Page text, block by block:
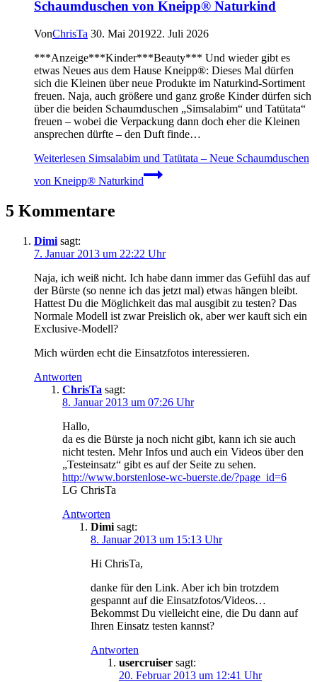
Schaumduschen von Kneipp® Naturkind
VonChrisTa 30. Mai 201922. Juli 2026
***Anzeige***Kinder***Beauty*** Und wieder gibt es
etwas Neues aus dem Hause Kneipp®: Dieses Mal dürfen
sich die Kleinen über neue Produkte im Naturkind-Sortiment
freuen. Naja, auch größere und ganz große Kinder dürfen sich
über die beiden Schaumduschen „Simsalabim“ und Tatütata“
freuen – wobei die Verpackung dann doch eher die Kleinen
ansprechen dürfte – den Duft finde…
Weiterlesen Simsalabim und Tatütata – Neue Schaumduschen
von Kneipp® Naturkind
5 Kommentare
Dimi sagt:
7. Januar 2013 um 22:22 Uhr
Naja, ich weiß nicht. Ich habe dann immer das Gefühl das auf
der Bürste (so nenne ich das jetzt mal) etwas hängen bleibt.
Hattest Du die Möglichkeit das mal ausgibit zu testen? Das
Normale Modell ist zwar Preislich ok, aber wer kauft sich ein
Exclusive-Modell?
Mich würden echt die Einsatzfotos interessieren.
Antworten
ChrisTa sagt:
8. Januar 2013 um 07:26 Uhr
Hallo,
da es die Bürste ja noch nicht gibt, kann ich sie auch
nicht testen. Mehr Infos und auch ein Videos über den
„Testeinsatz“ gibt es auf der Seite zu sehen.
http://www.borstenlose-wc-buerste.de/?page_id=6
LG ChrisTa
Antworten
Dimi sagt:
8. Januar 2013 um 15:13 Uhr
Hi ChrisTa,
danke für den Link. Aber ich bin trotzdem
gespannt auf die Einsatzfotos/Videos…
Bekommst Du vielleicht eine, die Du dann auf
Ihren Einsatz testen kannst?
Antworten
usercruiser sagt:
20. Februar 2013 um 12:41 Uhr